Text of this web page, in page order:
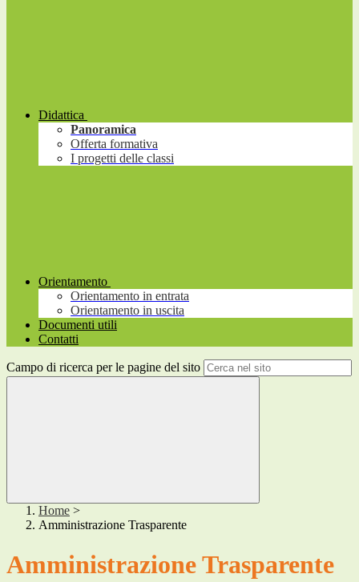
Didattica
Panoramica
Offerta formativa
I progetti delle classi
Orientamento
Orientamento in entrata
Orientamento in uscita
Documenti utili
Contatti
Campo di ricerca per le pagine del sito
Home >
Amministrazione Trasparente
Amministrazione Trasparente